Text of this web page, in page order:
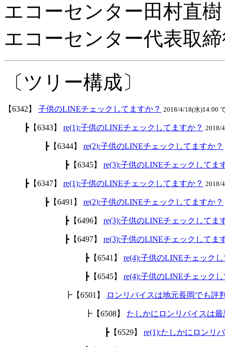
エコーセンター田村直樹
エコーセンター代表取
〔ツリー構成〕
【6342】 子供のLINEチェックしてますか？ 2018/4/18(水)14:00
┣【6343】 re(1):子供のLINEチェックしてますか？ 2018/
┣【6344】 re(2):子供のLINEチェックしてますか？
┣【6345】 re(3):子供のLINEチェックしてま
┣【6347】 re(1):子供のLINEチェックしてますか？ 2018/
┣【6491】 re(2):子供のLINEチェックしてますか？
┣【6496】 re(3):子供のLINEチェックしてま
┣【6497】 re(3):子供のLINEチェックしてま
┣【6541】 re(4):子供のLINEチェック
┣【6545】 re(4):子供のLINEチェック
┣【6501】 ロンリバイスは地元長岡でも評
┣【6508】 たしかにロンリバイスは
┣【6529】 re(1):たしかにロンリ